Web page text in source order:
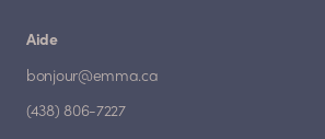
Aide
bonjour@emma.ca
(438) 806-7227